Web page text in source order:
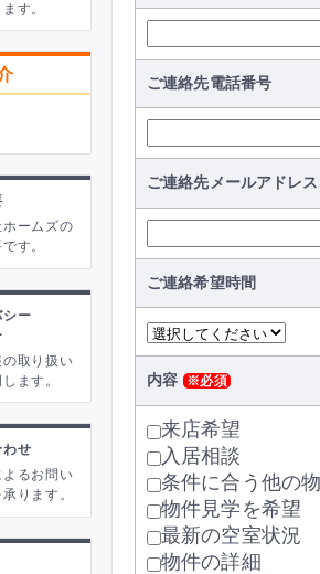
ご連絡先電話番号
ご連絡先メールアドレス
ご連絡希望時間
内容 ※必須
来店希望
入居相談
条件に合う他の
物件見学を希望
最新の空室状況
物件の詳細
す。
ームズの
す。
シー
取り扱い
ます。
わせ
よるお問い
ります。